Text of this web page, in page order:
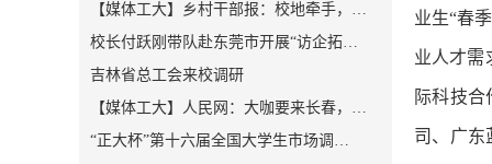
【媒体工大】乡村干部报：校地牵手，…
校长付跃刚带队赴东莞市开展“访企拓…
吉林省总工会来校调研
【媒体工大】人民网：大咖要来长春，…
“正大杯”第十六届全国大学生市场调…
业生“春
业人才需
际科技
司、广东